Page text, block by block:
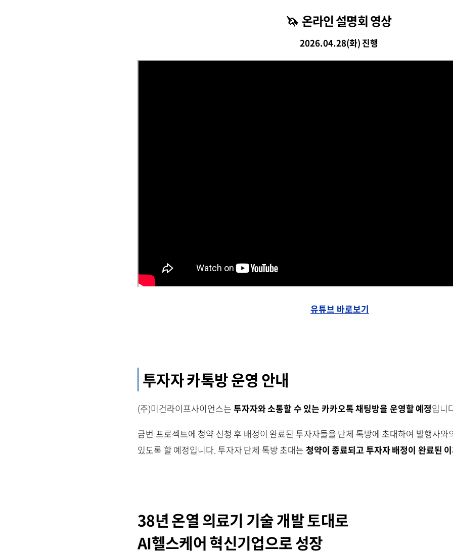
🦄 온라인 설명회 영상
2026.04.28(화) 진행
유튜브 바로보기
투자자 카톡방 운영 안내
(주)미건라이프사이언스는 투자자와 소통할 수 있는 카카오톡 채팅방을 운영할 예정입니
금번 프로젝트에 청약 신청 후 배정이 완료된 투자자들을 단체 톡방에 초대하여 발행사와
있도록 할 예정입니다. 투자자 단체 톡방 초대는 청약이 종료되고 투자자 배정이 완료된
38년 온열 의료기 기술 개발 토대로
AI헬스케어 혁신기업으로 성장